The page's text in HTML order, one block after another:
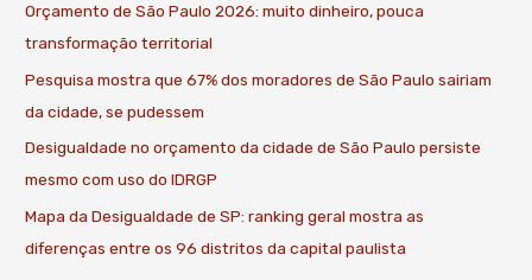
Orçamento de São Paulo 2026: muito dinheiro, pouca
transformação territorial
Pesquisa mostra que 67% dos moradores de São Paulo sairiam
da cidade, se pudessem
Desigualdade no orçamento da cidade de São Paulo persiste
mesmo com uso do IDRGP
Mapa da Desigualdade de SP: ranking geral mostra as
diferenças entre os 96 distritos da capital paulista